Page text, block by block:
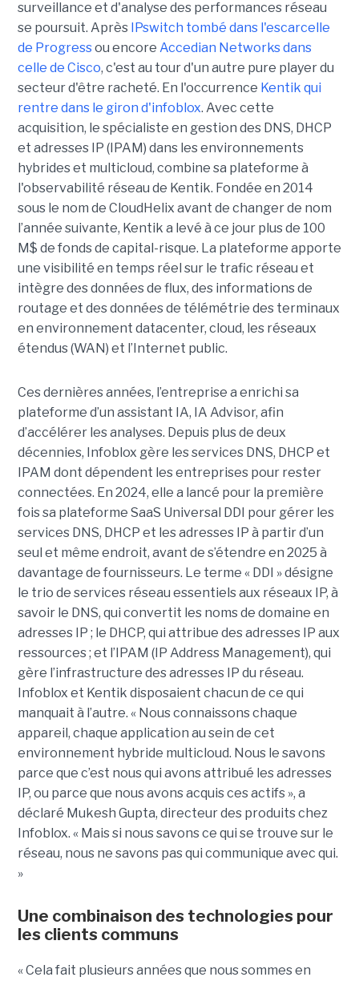
surveillance et d'analyse des performances réseau
se poursuit. Après IPswitch tombé dans l'escarcelle
de Progressou encore Accedian Networks dans
celle de Cisco, c'est au tour d'un autre pure player du
secteur d'être racheté. En l'occurrence Kentik qui
rentre dans le giron d'infoblox. Avec cette
acquisition, le spécialiste en gestion des DNS, DHCP
et adresses IP (IPAM) dans les environnements
hybrides et multicloud, combine sa plateforme à
l'observabilité réseau de Kentik. Fondée en 2014
sous le nom de CloudHelix avant de changer de nom
l’année suivante, Kentik a levé à ce jour plus de 100
M$ de fonds de capital-risque. La plateforme apporte
une visibilité en temps réel sur le trafic réseau et
intègre des données de flux, des informations de
routage et des données de télémétrie des terminaux
en environnement datacenter, cloud, les réseaux
étendus (WAN) et l’Internet public.
Ces dernières années, l’entreprise a enrichi sa
plateforme d’un assistant IA, IA Advisor, afin
d’accélérer les analyses. Depuis plus de deux
décennies, Infoblox gère les services DNS, DHCP et
IPAM dont dépendent les entreprises pour rester
connectées. En 2024, elle a lancé pour la première
fois sa plateforme SaaS Universal DDI pour gérer les
services DNS, DHCP et les adresses IP à partir d’un
seul et même endroit, avant de s’étendre en 2025 à
davantage de fournisseurs. Le terme « DDI » désigne
le trio de services réseau essentiels aux réseaux IP, à
savoir le DNS, qui convertit les noms de domaine en
adresses IP ; le DHCP, qui attribue des adresses IP aux
ressources ; et l’IPAM (IP Address Management), qui
gère l’infrastructure des adresses IP du réseau.
Infoblox et Kentik disposaient chacun de ce qui
manquait à l’autre. « Nous connaissons chaque
appareil, chaque application au sein de cet
environnement hybride multicloud. Nous le savons
parce que c’est nous qui avons attribué les adresses
IP, ou parce que nous avons acquis ces actifs », a
déclaré Mukesh Gupta, directeur des produits chez
Infoblox. « Mais si nous savons ce qui se trouve sur le
réseau, nous ne savons pas qui communique avec qui.
»
Une combinaison des technologies pour
les clients communs
« Cela fait plusieurs années que nous sommes en